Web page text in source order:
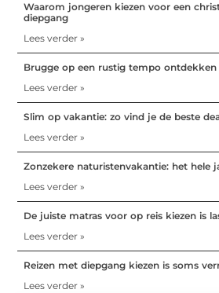
Waarom jongeren kiezen voor een
diepgang
Lees verder »
Brugge op een rustig tempo ontdekken
Lees verder »
Slim op vakantie: zo vind je de beste
Lees verder »
Zonzekere naturistenvakantie: het hele
Lees verder »
De juiste matras voor op reis kiezen is
Lees verder »
Reizen met diepgang kiezen is soms
Lees verder »